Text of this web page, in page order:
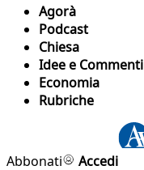
Agorà
Podcast
Chiesa
Idee e Commenti
Economia
Rubriche
Abbonati
Accedi